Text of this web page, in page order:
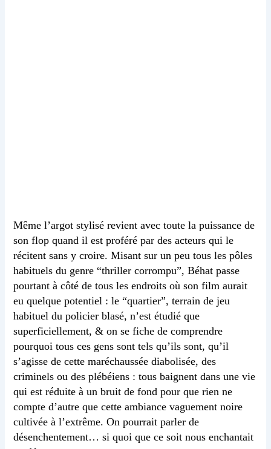
Même l’argot stylisé revient avec toute la puissance de
son flop quand il est proféré par des acteurs qui le
récitent sans y croire. Misant sur un peu tous les pôles
habituels du genre “thriller corrompu”, Béhat passe
pourtant à côté de tous les endroits où son film aurait
eu quelque potentiel : le “quartier”, terrain de jeu
habituel du policier blasé, n’est étudié que
superficiellement, & on se fiche de comprendre
pourquoi tous ces gens sont tels qu’ils sont, qu’il
s’agisse de cette maréchaussée diabolisée, des
criminels ou des plébéiens : tous baignent dans une vie
qui est réduite à un bruit de fond pour que rien ne
compte d’autre que cette ambiance vaguement noire
cultivée à l’extrême. On pourrait parler de
désenchentement… si quoi que ce soit nous enchantait